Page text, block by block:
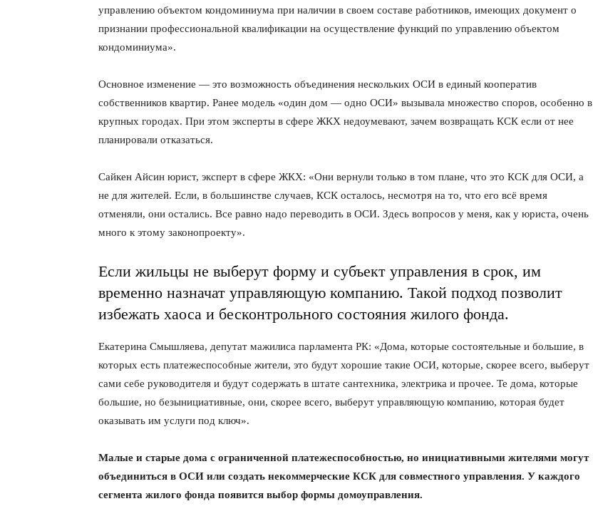
управлению объектом кондоминиума при наличии в своем составе работников, имеющих документ о
признании профессиональной квалификации на осуществление функций по управлению объектом
кондоминиума».
Основное изменение — это возможность объединения нескольких ОСИ в единый кооператив
собственников квартир. Ранее модель «один дом — одно ОСИ» вызывала множество споров, особенно в
крупных городах. При этом эксперты в сфере ЖКХ недоумевают, зачем возвращать КСК если от нее
планировали отказаться.
Сайкен Айсин юрист, эксперт в сфере ЖКХ: «Они вернули только в том плане, что это КСК для ОСИ, а
не для жителей. Если, в большинстве случаев, КСК осталось, несмотря на то, что его всё время
отменяли, они остались. Все равно надо переводить в ОСИ. Здесь вопросов у меня, как у юриста, очень
много к этому законопроекту».
Если жильцы не выберут форму и субъект управления в срок, им
временно назначат управляющую компанию. Такой подход позволит
избежать хаоса и бесконтрольного состояния жилого фонда.
Екатерина Смышляева, депутат мажилиса парламента РК: «Дома, которые состоятельные и большие, в
которых есть платежеспособные жители, это будут хорошие такие ОСИ, которые, скорее всего, выберут
сами себе руководителя и будут содержать в штате сантехника, электрика и прочее. Те дома, которые
большие, но безынициативные, они, скорее всего, выберут управляющую компанию, которая будет
оказывать им услуги под ключ».
Малые и старые дома с ограниченной платежеспособностью, но инициативными жителями могут
объединиться в ОСИ или создать некоммерческие КСК для совместного управления. У каждого
сегмента жилого фонда появится выбор формы домоуправления.